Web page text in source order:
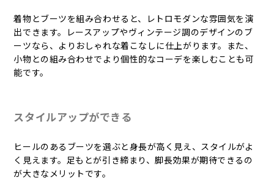
着物とブーツを組み合わせると、レトロモダンな雰囲気を演
出できます。レースアップやヴィンテージ調のデザインのブ
ーツなら、よりおしゃれな着こなしに仕上がります。また、
小物との組み合わせでより個性的なコーデを楽しむことも可
能です。
スタイルアップができる
ヒールのあるブーツを選ぶと身長が高く見え、スタイルがよ
く見えます。足もとが引き締まり、脚長効果が期待できるの
が大きなメリットです。